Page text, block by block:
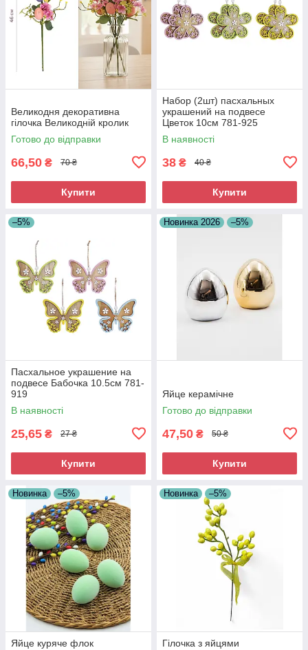
Великодня декоративна
гілочка Великодній кролик
Готово до відправки
66,50 ₴ 70 ₴
Купити
Набор (2шт) пасхальных
украшений на подвесе
Цветок 10см 781-925
В наявності
38 ₴ 40 ₴
Купити
–5%
Пасхальное украшение на
подвесе Бабочка 10.5см 781-
919
В наявності
25,65 ₴ 27 ₴
Купити
Новинка 2026 –5%
Яйце керамічне
Готово до відправки
47,50 ₴ 50 ₴
Купити
Новинка –5%
Яйце куряче флок
Новинка –5%
Гілочка з яйцями